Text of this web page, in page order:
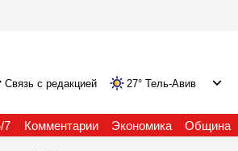
Связь с редакцией 27° Тель-Авив
7 Комментарии Экономика Община